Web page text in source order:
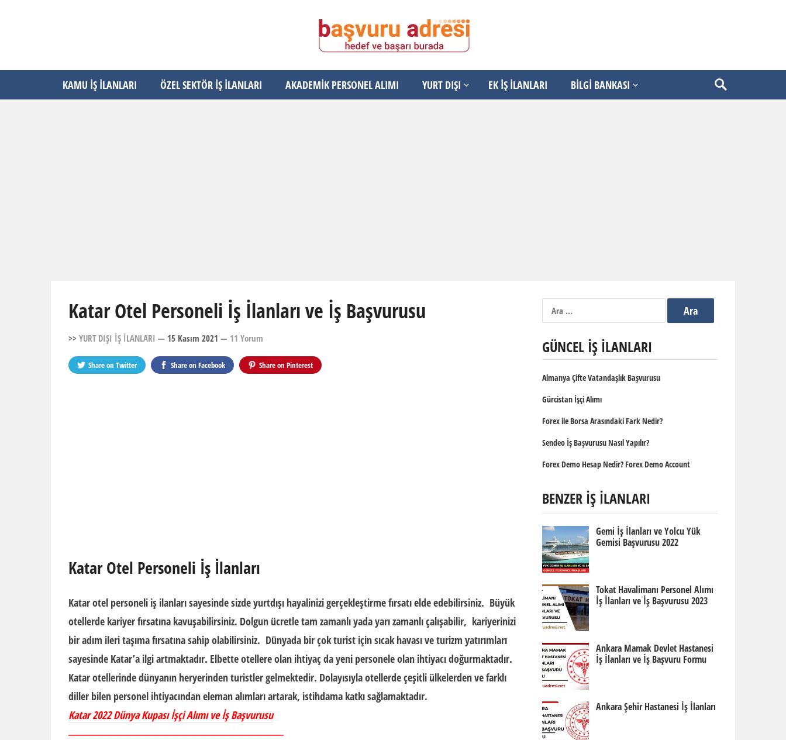
KAMU İŞ İLANLARI ÖZEL SEKTÖR İŞ İLANLARI AKADEMİK PERSONEL ALIMI YURT DIŞI EK İŞ İLANLARI BİLGİ BANKASI
Katar Otel Personeli İş İlanları ve İş Başvurusu
>> YURT DIŞI İŞ İLANLARI — 15 Kasım 2021 — 11 Yorum
Share on Twitter Share on Facebook Share on Pinterest
Katar Otel Personeli İş İlanları
Katar otel personeli iş ilanlarısayesinde sizde yurtdışı hayalinizi gerçekleştirme fırsatı elde edebilirsiniz. Büyük
otellerde kariyer fırsatına kavuşabilirsiniz. Dolgun ücretle tam zamanlı yada yarı zamanlı çalışabilir, kariyerinizi
bir adım ileri taşıma fırsatına sahip olabilirsiniz. Dünyada bir çok turist için sıcak havası ve turizm yatırımları
sayesinde Katar’a ilgi artmaktadır. Elbette otellere olan ihtiyaç da yeni personele olan ihtiyacı doğurmaktadır.
Katar otellerinde dünyanın heryerinden turistler gelmektedir. Dolayısıyla otellerde çeşitli ülkelerden ve farklı
diller bilen personel ihtiyacından eleman alımları artarak, istihdama katkı sağlamaktadır.
Katar 2022 Dünya Kupası İşçi Alımı ve İş Başvurusu
———————————————————————
GÜNCEL İŞ İLANLARI
Almanya Çifte Vatandaşlık Başvurusu
Gürcistan İşçi Alımı
Forex ile Borsa Arasındaki Fark Nedir?
Sendeo İş Başvurusu Nasıl Yapılır?
Forex Demo Hesap Nedir? Forex Demo Account
BENZER İŞ İLANLARI
Gemi İş İlanları ve Yolcu Yük
Gemisi Başvurusu 2022
Tokat Havalimanı Personel Alımı
İş İlanları ve İş Başvurusu 2023
Ankara Mamak Devlet Hastanesi
İş İlanları ve İş Başvuru Formu
Ankara Şehir Hastanesi İş İlanları